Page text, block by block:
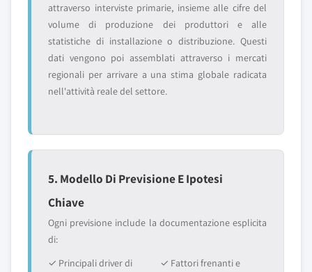
attraverso interviste primarie, insieme alle cifre del
volume di produzione dei produttori e alle
statistiche di installazione o distribuzione. Questi
dati vengono poi assemblati attraverso i mercati
regionali per arrivare a una stima globale radicata
nell'attività reale del settore.
5. Modello Di Previsione E Ipotesi
Chiave
Ogni previsione include la documentazione esplicita
di:
✓ Principali driver di
✓ Fattori frenanti e